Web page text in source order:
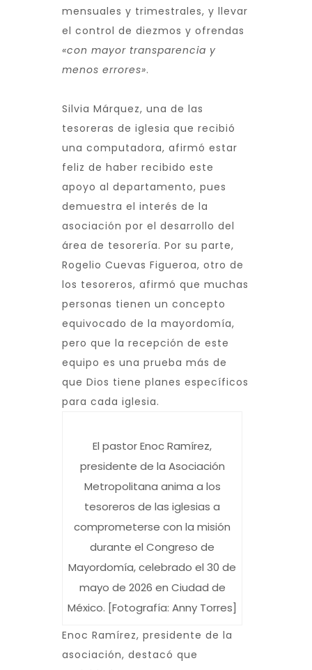
mensuales y trimestrales, y llevar
el control de diezmos y ofrendas
«con mayor transparencia y
menos errores».
Silvia Márquez, una de las
tesoreras de iglesia que recibió
una computadora, afirmó estar
feliz de haber recibido este
apoyo al departamento, pues
demuestra el interés de la
asociación por el desarrollo del
área de tesorería. Por su parte,
Rogelio Cuevas Figueroa, otro de
los tesoreros, afirmó que muchas
personas tienen un concepto
equivocado de la mayordomía,
pero que la recepción de este
equipo es una prueba más de
que Dios tiene planes específicos
para cada iglesia.
El pastor Enoc Ramírez,
presidente de la Asociación
Metropolitana anima a los
tesoreros de las iglesias a
comprometerse con la misión
durante el Congreso de
Mayordomía, celebrado el 30 de
mayo de 2026 en Ciudad de
México. [Fotografía: Anny Torres]
Enoc Ramírez, presidente de la
asociación, destacó que